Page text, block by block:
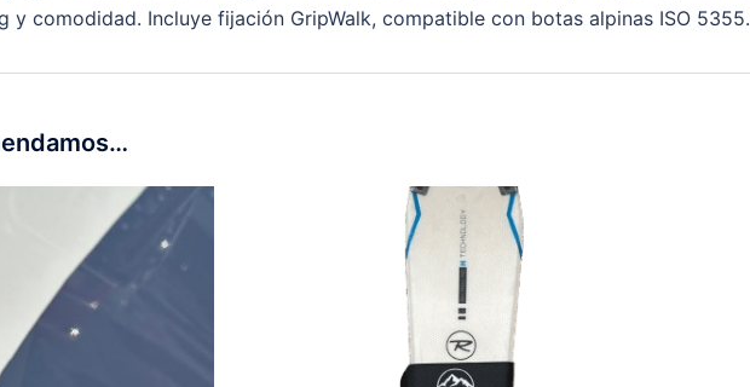
y comodidad. Incluye fijación GripWalk, compatible con botas alpinas ISO 5355.